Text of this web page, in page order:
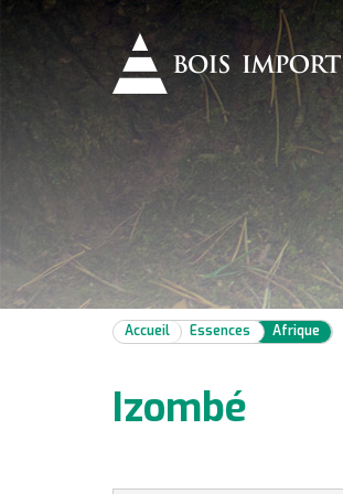
Accueil Essences Afrique
Izombé